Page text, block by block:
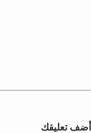
أضف تعليقك